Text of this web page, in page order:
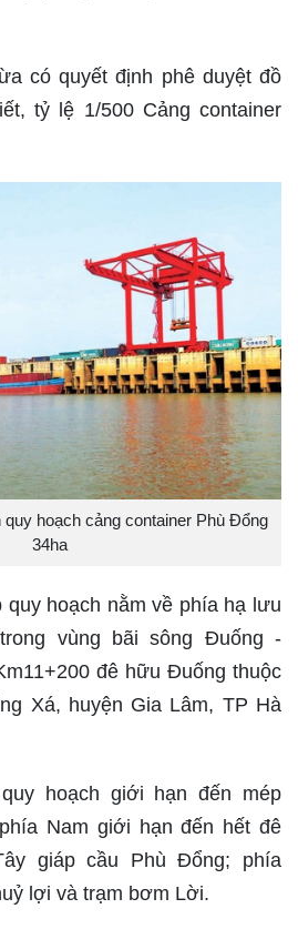
có quyết định phê duyệt đồ
tỷ lệ 1/500 Cảng container
quy hoạch cảng container Phù Đổng
34ha
quy hoạch nằm về phía hạ lưu
vùng bãi sông Đuống -
đê hữu Đuống thuộc
Xá, huyện Gia Lâm, TP Hà
hoạch giới hạn đến mép
Nam giới hạn đến hết đê
giáp cầu Phù Đổng; phía
lợi và trạm bơm Lời.